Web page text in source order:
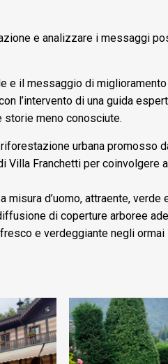
e analizzare i messaggi
e il messaggio di
l’intervento di una guida
storie meno conosciute.
urbana promosso
Villa Franchetti per coinvolgere
d’uomo, attraente, verde
di coperture arboree
e verdeggiante negli